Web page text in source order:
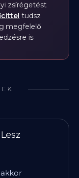
zsírégetést
tudsz
megfelelő
is